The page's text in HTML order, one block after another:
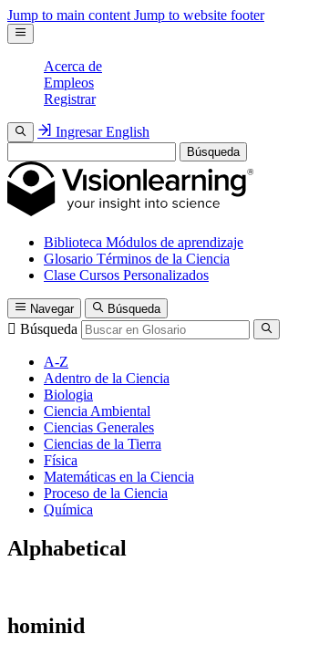
Jump to main content Jump to website footer
Acerca de
Empleos
Registrar
Ingresar English
Búsqueda
Biblioteca Módulos de aprendizaje
Glosario Términos de la Ciencia
Clase Cursos Personalizados
Navegar Búsqueda
Búsqueda
A-Z
Adentro de la Ciencia
Biologia
Ciencia Ambiental
Ciencias Generales
Ciencias de la Tierra
Física
Matemáticas en la Ciencia
Proceso de la Ciencia
Química
Alphabetical
hominid